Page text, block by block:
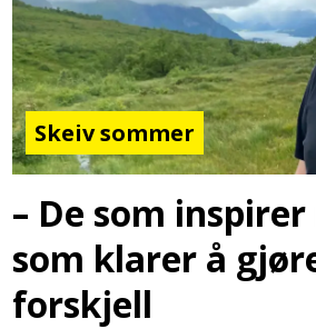
Skeiv sommer
– De som
som klarer å
forskjell